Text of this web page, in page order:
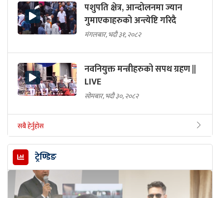
पशुपति क्षेत्र, आन्दोलनमा ज्यान
गुमाएकाहरुको अन्त्येष्टि गरिदै
मंगलबार, भदौ ३१, २०८२
नवनियुक्त मन्त्रीहरुको सपथ ग्रहण ||
LIVE
सोमबार, भदौ ३०, २०८२
सबै हेर्नुहोस
ट्रेण्डिङ